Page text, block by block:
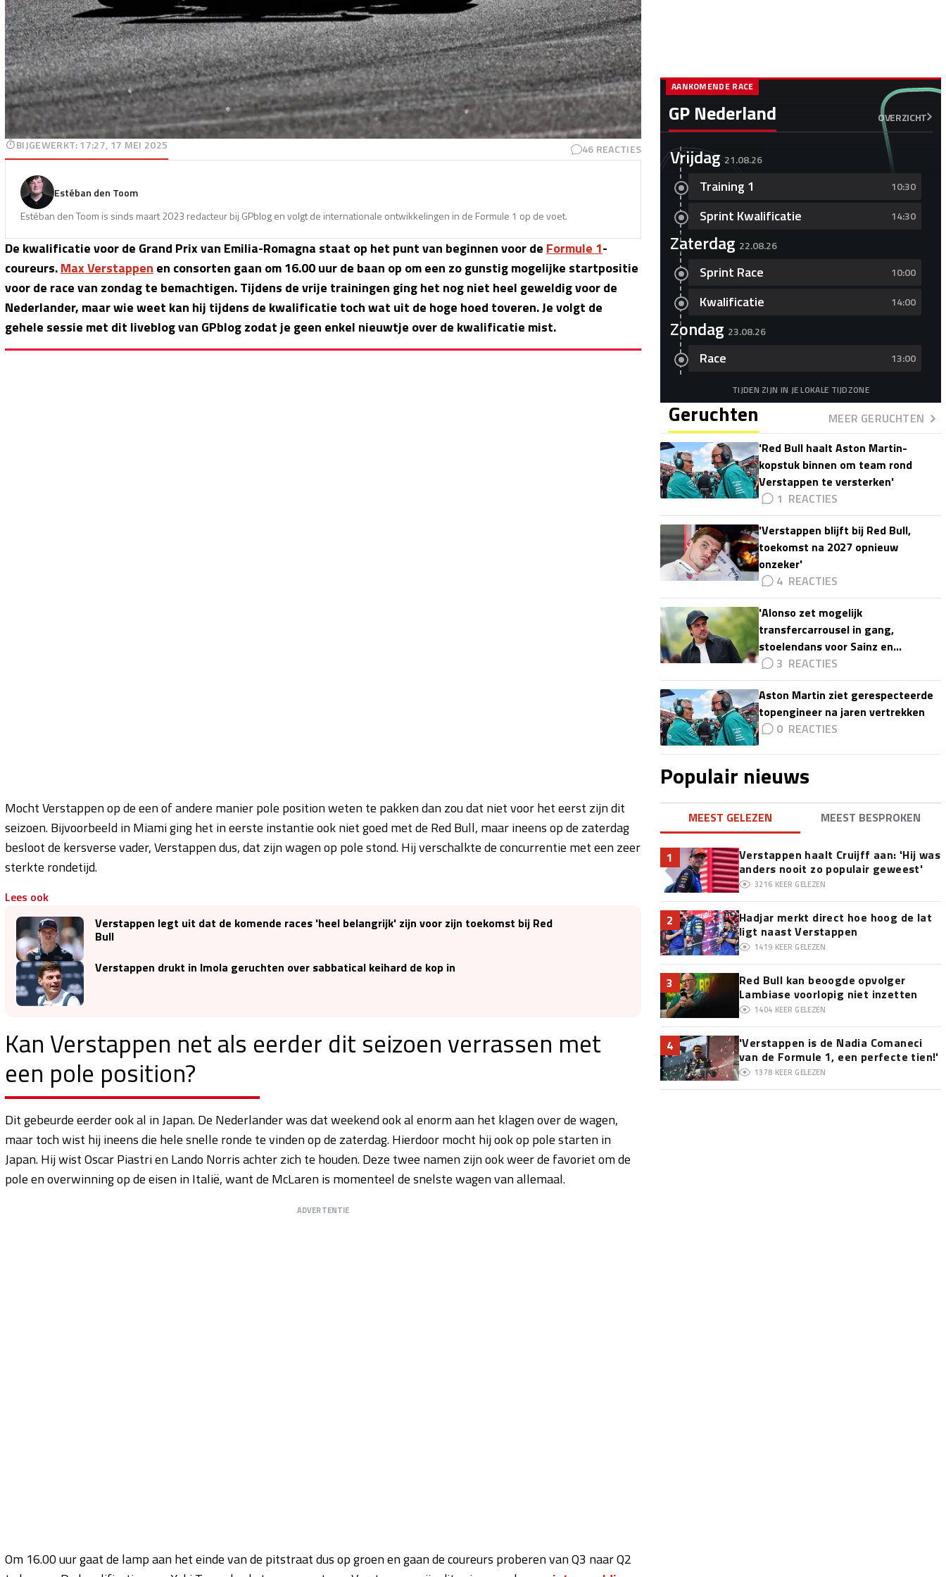
BIJGEWERKT:17:27, 17 MEI 2025 46 REACTIES
Estéban den Toom
Estéban den Toom is sinds maart 2023 redacteur bij GPblog en volgt de internationale ontwikkelingen in de Formule 1 op de voet.
De kwalificatie voor de Grand Prix van Emilia-Romagna staat op het punt van beginnen voor de Formule 1-
coureurs.Max Verstappen en consorten gaan om 16.00 uur de baan op om een zo gunstig mogelijke startpositie
voor de race van zondag te bemachtigen. Tijdens de vrije trainingen ging het nog niet heel geweldig voor de
Nederlander, maar wie weet kan hij tijdens de kwalificatie toch wat uit de hoge hoed toveren. Je volgt de
gehele sessie met dit liveblog van GPblog zodat je geen enkel nieuwtje over de kwalificatie mist.
Mocht Verstappen op de een of andere manier pole position weten te pakken dan zou dat niet voor het eerst zijn dit
seizoen. Bijvoorbeeld in Miami ging het in eerste instantie ook niet goed met de Red Bull, maar ineens op de zaterdag
besloot de kersverse vader, Verstappen dus, dat zijn wagen op pole stond. Hij verschalkte de concurrentie met een zeer
sterkte rondetijd.
Lees ook
Verstappen legt uit dat de komende races 'heel belangrijk' zijn voor zijn toekomst bij Red
Bull
Verstappen drukt in Imola geruchten over sabbatical keihard de kop in
Kan Verstappen net als eerder dit seizoen verrassen met
een pole position?
Dit gebeurde eerder ook al in Japan. De Nederlander was dat weekend ook al enorm aan het klagen over de wagen,
maar toch wist hij ineens die hele snelle ronde te vinden op de zaterdag. Hierdoor mocht hij ook op pole starten in
Japan. Hij wist Oscar Piastri en Lando Norris achter zich te houden. Deze twee namen zijn ook weer de favoriet om de
pole en overwinning op de eisen in Italië, want de McLaren is momenteel de snelste wagen van allemaal.
ADVERTENTIE
Om 16.00 uur gaat de lamp aan het einde van de pitstraat dus op groen en gaan de coureurs proberen van Q3 naar Q2
GP Nederland OVERZICHT
AANKOMENDE RACE
Vrijdag 21.08.26
Training 1 10:30
Sprint Kwalificatie 14:30
Zaterdag 22.08.26
Sprint Race 10:00
Kwalificatie 14:00
Zondag 23.08.26
Race 13:00
TIJDEN ZIJN IN JE LOKALE TIJDZONE
Geruchten
MEER GERUCHTEN
'Red Bull haalt Aston Martin-
kopstuk binnen om team rond
Verstappen te versterken'
1
'Verstappen blijft bij Red Bull,
toekomst na 2027 opnieuw
onzeker'
4
'Alonso zet mogelijk
transfercarrousel in gang,
stoelendans voor Sainz en
Colapinto'
3
Aston Martin ziet gerespecteerde
topengineer na jaren vertrekken
0
Populair nieuws
MEEST GELEZEN MEEST BESPROKEN
1
Verstappen haalt Cruijff aan: 'Hij was
anders nooit zo populair geweest'
3216 KEER GELEZEN
2
Hadjar merkt direct hoe hoog de lat
ligt naast Verstappen
1419 KEER GELEZEN
3
Red Bull kan beoogde opvolger
Lambiase voorlopig niet inzetten
1404 KEER GELEZEN
4
'Verstappen is de Nadia Comaneci
van de Formule 1, een perfecte tien!'
1378 KEER GELEZEN